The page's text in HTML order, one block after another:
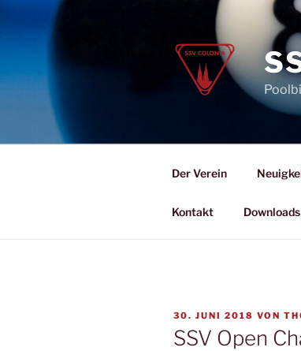
Der Verein
Kontakt
VERÖFFENTLICHT
AM
30. JUNI 2018 VON
SSV Open